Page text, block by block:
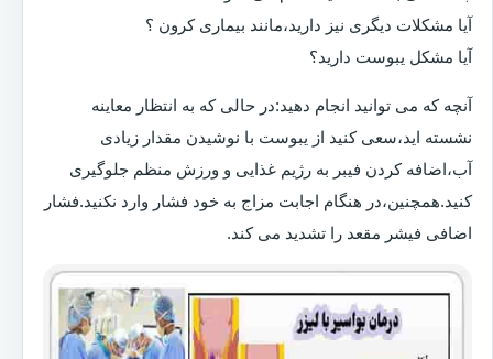
آیا مشکلات دیگری نیز دارید،مانند بیماری کرون ؟
آیا مشکل یبوست دارید؟
آنچه که می توانید انجام دهید:در حالی که به انتظار معاینه
نشسته اید،سعی کنید از یبوست با نوشیدن مقدار زیادی
آب،اضافه کردن فیبر به رژیم غذایی و ورزش منظم جلوگیری
کنید.همچنین،در هنگام اجابت مزاج به خود فشار وارد نکنید.فشار
اضافی فیشر مقعد را تشدید می کند.